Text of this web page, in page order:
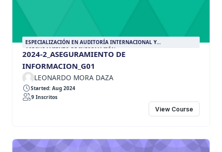
ESPECIALIZACIÓN EN AUDITORÍA INTERNACIONAL Y
ASEGURAMIENTO DE INFORMACIÓN
2024-2_ASEGURAMIENTO DE
INFORMACION_G01
LEONARDO MORA DAZA
Started: Aug 2024
9 Inscritos
View Course